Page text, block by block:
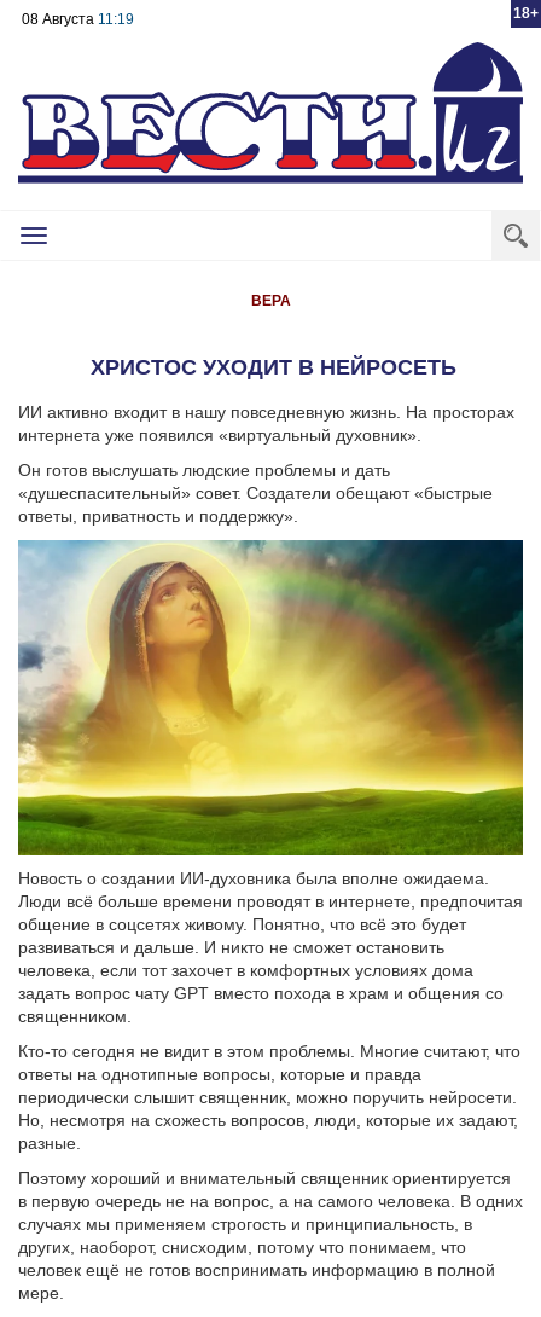
18+
08 Августа 11:19
Toggle
ВЕРА
ХРИСТОС УХОДИТ В НЕЙРОСЕТЬ
ИИ активно входит в нашу повседневную жизнь. На просторах
интернета уже появился «виртуальный духовник».
Он готов выслушать людские проблемы и дать
«душеспасительный» совет. Создатели обещают «быстрые
ответы, приватность и поддержку».
Новость о создании ИИ-духовника была вполне ожидаема.
Люди всё больше времени проводят в интернете, предпочитая
общение в соцсетях живому. Понятно, что всё это будет
развиваться и дальше. И никто не сможет остановить
человека, если тот захочет в комфортных условиях дома
задать вопрос чату GPT вместо похода в храм и общения со
священником.
Кто-то сегодня не видит в этом проблемы. Многие считают, что
ответы на однотипные вопросы, которые и правда
периодически слышит священник, можно поручить нейросети.
Но, несмотря на схожесть вопросов, люди, которые их задают,
разные.
Поэтому хороший и внимательный священник ориентируется
в первую очередь не на вопрос, а на самого человека. В одних
случаях мы применяем строгость и принципиальность, в
других, наоборот, снисходим, потому что понимаем, что
человек ещё не готов воспринимать информацию в полной
мере.